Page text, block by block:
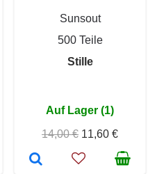
Sunsout
500 Teile
Stille
Auf Lager (1)
14,00 € 11,60 €